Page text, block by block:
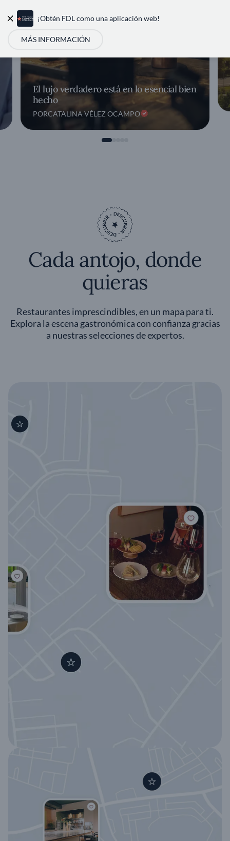
El lujo verdadero está en lo esencial bien
hecho
PORCATALINA VÉLEZ OCAMPO
Cada antojo, donde
quieras
Restaurantes imprescindibles, en un mapa para ti.
Explora la escena gastronómica con confianza gracias
a nuestras selecciones de expertos.
¡Obtén FDL como una aplicación web!
MÁS INFORMACIÓN